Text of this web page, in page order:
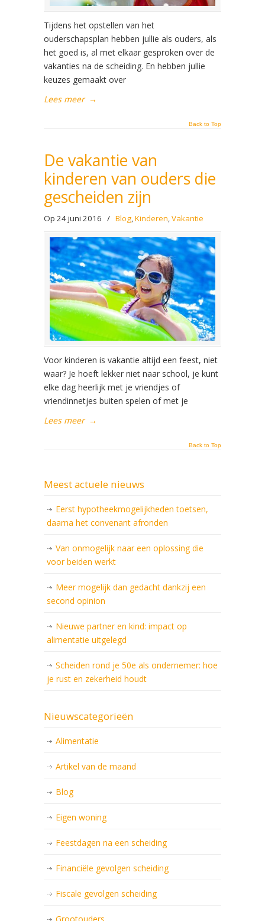
Tijdens het opstellen van het
ouderschapsplan hebben jullie als ouders, als
het goed is, al met elkaar gesproken over de
vakanties na de scheiding. En hebben jullie
keuzes gemaakt over
Lees meer →
Back to Top
De vakantie van
kinderen van ouders die
gescheiden zijn
Op 24 juni 2016 / Blog,Kinderen,Vakantie
Voor kinderen is vakantie altijd een feest, niet
waar? Je hoeft lekker niet naar school, je kunt
elke dag heerlijk met je vriendjes of
vriendinnetjes buiten spelen of met je
Lees meer →
Back to Top
Meest actuele nieuws
Eerst hypotheekmogelijkheden toetsen,
daarna het convenant afronden
Van onmogelijk naar een oplossing die
voor beiden werkt
Meer mogelijk dan gedacht dankzij een
second opinion
Nieuwe partner en kind: impact op
alimentatie uitgelegd
Scheiden rond je 50e als ondernemer: hoe
je rust en zekerheid houdt
Nieuwscategorieën
Alimentatie
Artikel van de maand
Blog
Eigen woning
Feestdagen na een scheiding
Financiële gevolgen scheiding
Fiscale gevolgen scheiding